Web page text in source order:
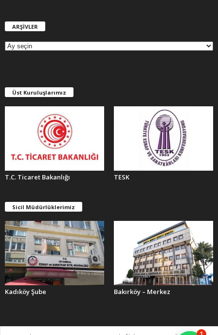
ARŞİVLER
E
R
Üst Kuruluşlarımız
T.C. Ticaret Bakanlığı TESK
Sicil Müdürlüklerimiz
Kadıköy Şube Bakırköy – Merkez